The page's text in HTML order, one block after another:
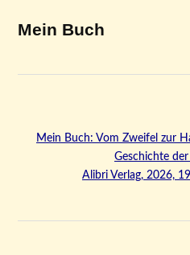
Mein Buch
Mein Buch: Vom Zweifel zur
Geschichte
Alibri Verlag, 2026,